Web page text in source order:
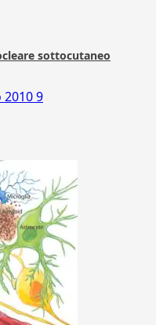
sottocutaneo
20109